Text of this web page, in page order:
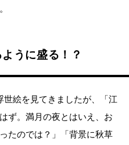
うに盛る！？
世絵を見てきましたが、「江
ず。満月の夜とはいえ、お
たのでは？」「背景に秋草